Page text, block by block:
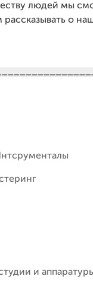
людей мы
о
и